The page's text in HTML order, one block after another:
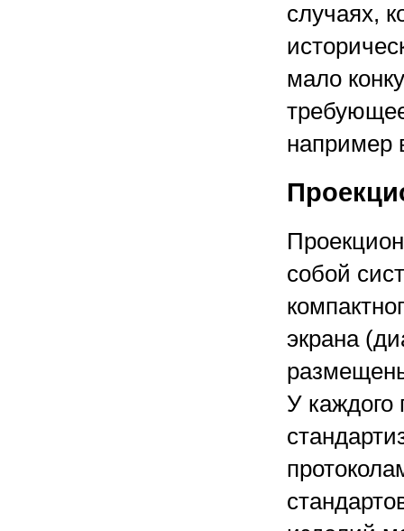
случаях,
мало
например
собой
экрана
У каждого